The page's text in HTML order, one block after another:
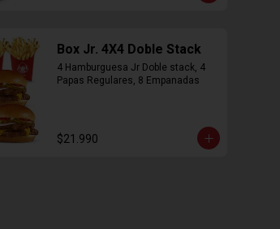
Box Jr. 4X4 Doble Stack
4 Hamburguesa Jr Doble stack, 4
Papas Regulares, 8 Empanadas
$21.990